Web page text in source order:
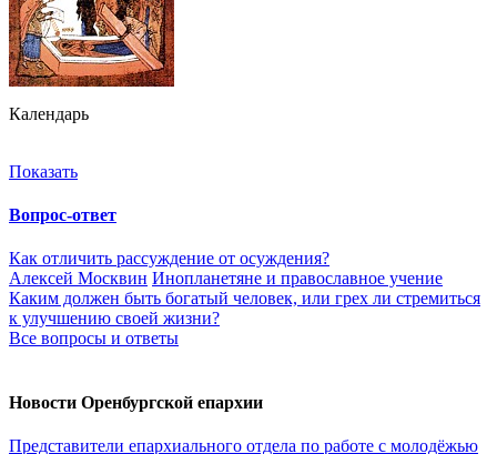
Календарь
Показать
Вопрос-ответ
Как отличить рассуждение от осуждения?
Алексей Москвин Инопланетяне и православное учение
Каким должен быть богатый человек, или грех ли стремиться
к улучшению своей жизни?
Все вопросы и ответы
Новости Оренбургской епархии
Представители епархиального отдела по работе с молодёжью